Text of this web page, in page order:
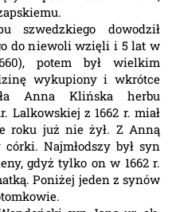
szwedzkiego dowodził
do niewoli wzięli i 5 lat w
potem był wielkim
wykupiony i wkrótce
Anna Klińska herbu
Lalkowskiej z 1662 r. miał
roku już nie żył. Z Anną
Najmłodszy był syn
gdyż tylko on w 1662 r.
Poniżej jeden z synów